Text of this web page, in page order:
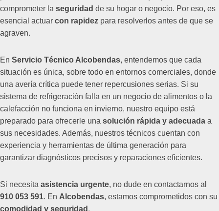
comprometer la seguridad de su hogar o negocio. Por eso, es
esencial actuar con rapidez para resolverlos antes de que se
agraven.
En Servicio Técnico Alcobendas, entendemos que cada
situación es única, sobre todo en entornos comerciales, donde
una avería crítica puede tener repercusiones serias. Si su
sistema de refrigeración falla en un negocio de alimentos o la
calefacción no funciona en invierno, nuestro equipo está
preparado para ofrecerle una solución rápida y adecuada a
sus necesidades. Además, nuestros técnicos cuentan con
experiencia y herramientas de última generación para
garantizar diagnósticos precisos y reparaciones eficientes.
Si necesita asistencia urgente, no dude en contactarnos al
910 053 591. En Alcobendas, estamos comprometidos con su
comodidad y seguridad .